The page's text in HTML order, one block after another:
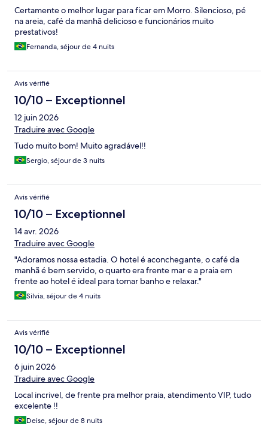
Certamente o melhor lugar para ficar em Morro. Silencioso, pé
na areia, café da manhã delicioso e funcionários muito
prestativos!
Fernanda, séjour de 4 nuits
Avis vérifié
10/10 – Exceptionnel
12 juin 2026
Traduire avec Google
Tudo muito bom! Muito agradável!!
Sergio, séjour de 3 nuits
Avis vérifié
10/10 – Exceptionnel
14 avr. 2026
Traduire avec Google
"Adoramos nossa estadia. O hotel é aconchegante, o café da
manhã é bem servido, o quarto era frente mar e a praia em
frente ao hotel é ideal para tomar banho e relaxar."
Silvia, séjour de 4 nuits
Avis vérifié
10/10 – Exceptionnel
6 juin 2026
Traduire avec Google
Local incrivel, de frente pra melhor praia, atendimento VIP, tudo
excelente !!
Deise, séjour de 8 nuits